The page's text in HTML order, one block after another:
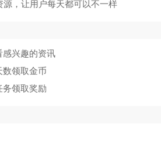
，让用户每天都可以不一样
感兴趣的资讯
数领取金币
务领取奖励